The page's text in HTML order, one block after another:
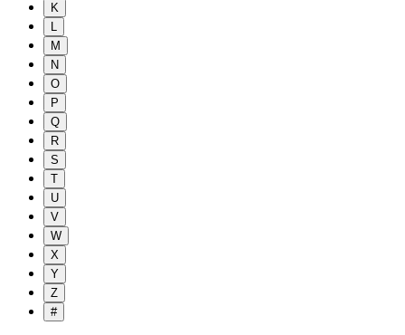
K
L
M
N
O
P
Q
R
S
T
U
V
W
X
Y
Z
#